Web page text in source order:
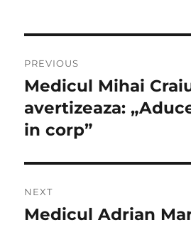
în
articole
PREVIOUS
Previous
post:
Medicul Mihai
avertizeaza:
in corp”
NEXT
Next
Medicul Adrian